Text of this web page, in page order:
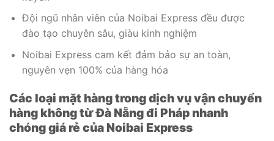
Đội ngũ nhân viên của Noibai Express đều được
đào tạo chuyên sâu, giàu kinh nghiệm
Noibai Express cam kết đảm bảo sự an toàn,
nguyên vẹn 100% của hàng hóa
Các loại mặt hàng trong dịch vụ vận chuyển
hàng không từ Đà Nẵng đi Pháp nhanh
chóng giá rẻ của Noibai Express